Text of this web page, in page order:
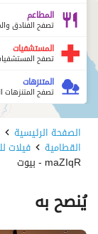
المطاعم
تصفح الفنادق
المستشفيات
تصفح
المتنزهات
تصفح المتنزهات
الصفحة الرئيسية
القطامية فيلات
maZIqR - بيوت
يُنصح به